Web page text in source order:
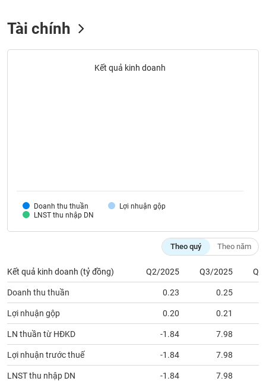
Tâm
Tài chính
Kết quả kinh doanh
Doanh thu thuần
Lợi nhuận gộp
LNST thu nhập DN
Theo quý Theo năm
Kết quả kinh doanh (tỷ đồng) Q2/2025 Q3/2025
Doanh thu thuần 0.23 0.25
Lợi nhuận gộp 0.20 0.21
LN thuần từ HĐKD -1.84 7.98
Lợi nhuận trước thuế -1.84 7.98
LNST thu nhập DN -1.84 7.98
TIÊU
SÓC
SỨC
KHỎE
TÀI
CHÍNH